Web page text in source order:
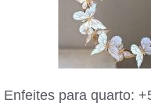
Enfeites para quarto: